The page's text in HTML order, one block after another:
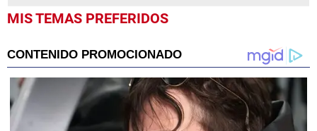
MIS TEMAS PREFERIDOS